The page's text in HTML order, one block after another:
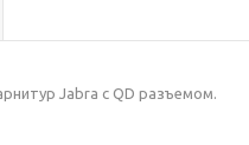
Jabra с QD разъемом.